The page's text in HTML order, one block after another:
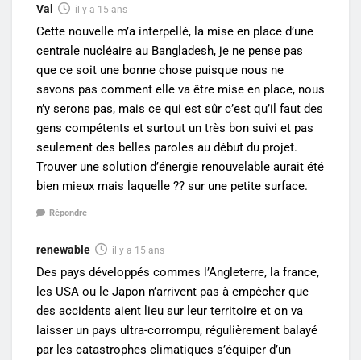
Val il y a 15 ans
Cette nouvelle m’a interpellé, la mise en place d’une
centrale nucléaire au Bangladesh, je ne pense pas
que ce soit une bonne chose puisque nous ne
savons pas comment elle va être mise en place, nous
n’y serons pas, mais ce qui est sûr c’est qu’il faut des
gens compétents et surtout un très bon suivi et pas
seulement des belles paroles au début du projet.
Trouver une solution d’énergie renouvelable aurait été
bien mieux mais laquelle ?? sur une petite surface.
Répondre
renewable il y a 15 ans
Des pays développés commes l’Angleterre, la france,
les USA ou le Japon n’arrivent pas à empêcher que
des accidents aient lieu sur leur territoire et on va
laisser un pays ultra-corrompu, régulièrement balayé
par les catastrophes climatiques s’équiper d’un